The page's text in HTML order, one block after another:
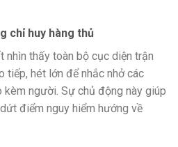
chỉ huy hàng thủ
nhìn thấy toàn bộ cục diện trận
tiếp, hét lớn để nhắc nhở các
người. Sự chủ động này giúp
điểm nguy hiểm hướng về